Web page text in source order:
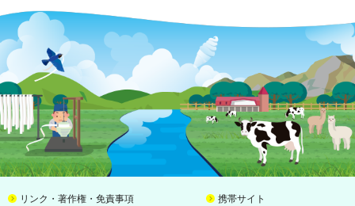
リンク・著作権・免責事項 携帯サイト